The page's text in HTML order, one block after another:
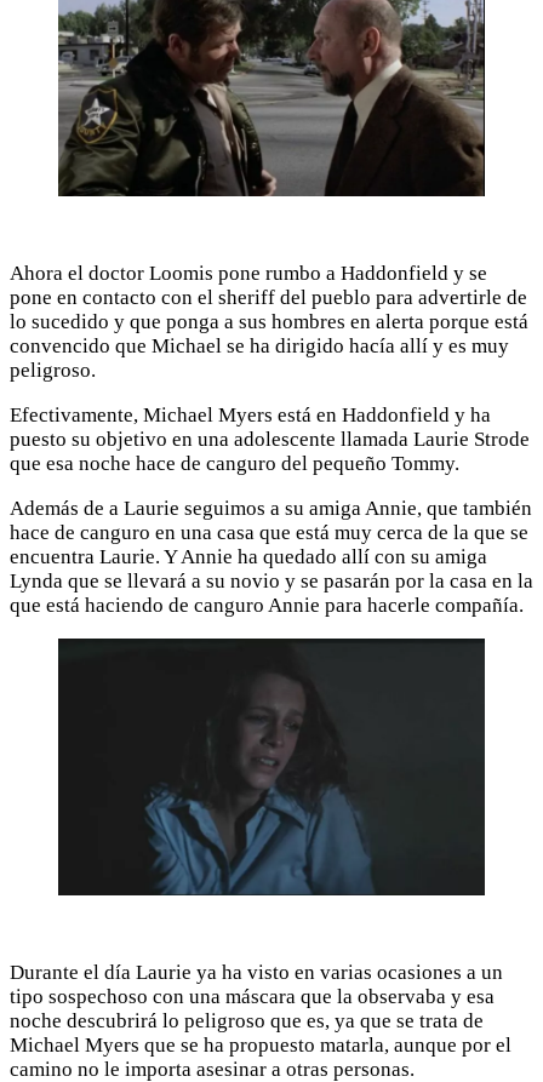
Ahora el doctor Loomis pone rumbo a Haddonfield y se
pone en contacto con el sheriff del pueblo para advertirle de
lo sucedido y que ponga a sus hombres en alerta porque está
convencido que Michael se ha dirigido hacía allí y es muy
peligroso.
Efectivamente, Michael Myers está en Haddonfield y ha
puesto su objetivo en una adolescente llamada Laurie Strode
que esa noche hace de canguro del pequeño Tommy.
Además de a Laurie seguimos a su amiga Annie, que también
hace de canguro en una casa que está muy cerca de la que se
encuentra Laurie. Y Annie ha quedado allí con su amiga
Lynda que se llevará a su novio y se pasarán por la casa en la
que está haciendo de canguro Annie para hacerle compañía.
Durante el día Laurie ya ha visto en varias ocasiones a un
tipo sospechoso con una máscara que la observaba y esa
noche descubrirá lo peligroso que es, ya que se trata de
Michael Myers que se ha propuesto matarla, aunque por el
camino no le importa asesinar a otras personas.